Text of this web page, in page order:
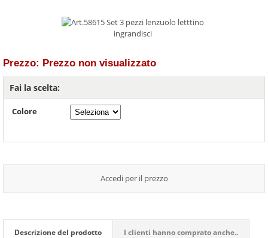
ingrandisci
Prezzo: Prezzo non visualizzato
Fai la scelta:
Colore
Accedi per il prezzo
Descrizione del prodotto I clienti hanno comprato anche..